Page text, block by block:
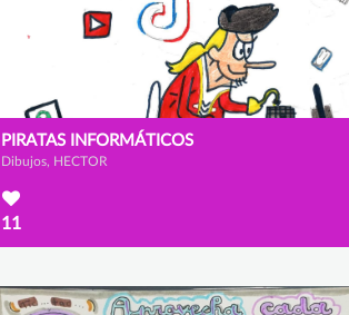
PIRATAS INFORMÁTICOS
Dibujos, HECTOR
11